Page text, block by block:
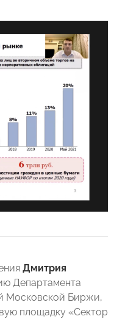
Дмитрия
Департамента
Московской Биржи,
площадку «Сектор